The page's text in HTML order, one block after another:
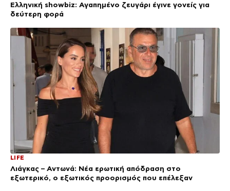
Ελληνική showbiz: Αγαπημένο ζευγάρι έγινε γονείς για
δεύτερη φορά
LIFE
Λιάγκας – Αντωνά: Νέα ερωτική απόδραση στο
εξωτερικό, ο εξωτικός προορισμός που επέλεξαν